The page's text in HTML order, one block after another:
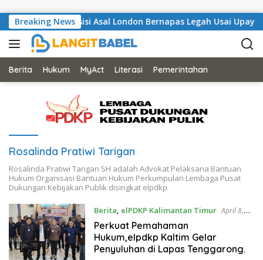
Breaking News
Bangli, Musisi Asal London Bernapas Legah Usai Upaya
Berita Hukum MyAct Literasi Pemerintahan
Rosalinda Pratiwi Tarigan
Rosalinda Pratiwi Tarigan SH adalah Advokat Pelaksana Bantuan
Hukum Organisasi Bantuan Hukum Perkumpulan Lembaga Pusat
Dukungan Kebijakan Publik disingkat elpdkp
Berita, elPDKP Kalimantan Timur April 8,
2026
Perkuat Pemahaman
Hukum,elpdkp Kaltim Gelar
Penyuluhan di Lapas Tenggarong.